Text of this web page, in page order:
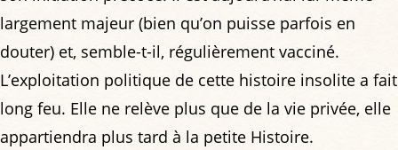
largement majeur (bien qu’on puisse parfois en
douter) et, semble-t-il, régulièrement vacciné.
L’exploitation politique de cette histoire insolite a fait
long feu. Elle ne relève plus que de la vie privée, elle
appartiendra plus tard à la petite Histoire.